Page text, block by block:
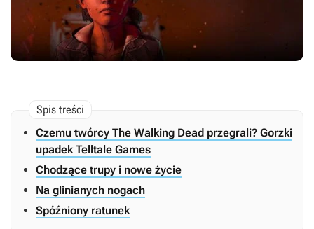
Czemu twórcy The Walking Dead przegrali? Gorzki
upadek Telltale Games
Chodzące trupy i nowe życie
Na glinianych nogach
Spóźniony ratunek